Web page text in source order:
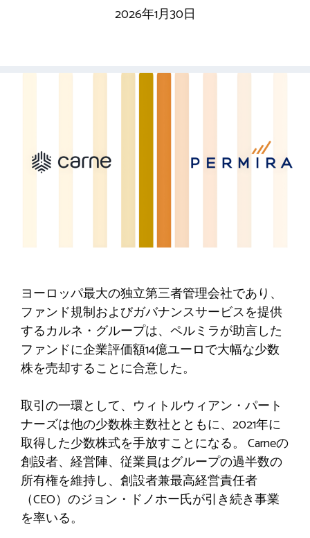
2026年1月30日
ヨーロッパ最大の独立第三者管理会社であり、
ファンド規制およびガバナンスサービスを提供
するカルネ・グループは、ペルミラが助言した
ファンドに企業評価額14億ユーロで大幅な少数
株を売却することに合意した。
取引の一環として、ウィトルウィアン・パート
ナーズは他の少数株主数社とともに、2021年に
取得した少数株式を手放すことになる。 Carneの
創設者、経営陣、従業員はグループの過半数の
所有権を維持し、創設者兼最高経営責任者
（CEO）のジョン・ドノホー氏が引き続き事業
を率いる。